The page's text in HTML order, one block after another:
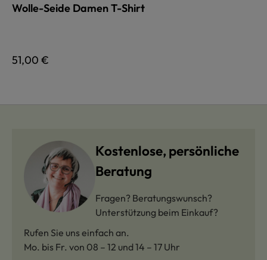
Wolle-Seide Damen T-Shirt
Regulärer Preis:
51,00 €
Kostenlose, persönliche
Beratung
Fragen? Beratungswunsch?
Unterstützung beim Einkauf?
Rufen Sie uns einfach an.
Mo. bis Fr. von 08 – 12 und 14 – 17 Uhr